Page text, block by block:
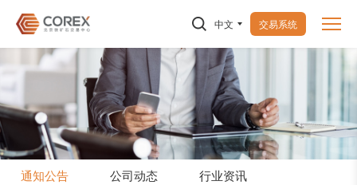
中文 交易系统
通知公告 公司动态 行业资讯